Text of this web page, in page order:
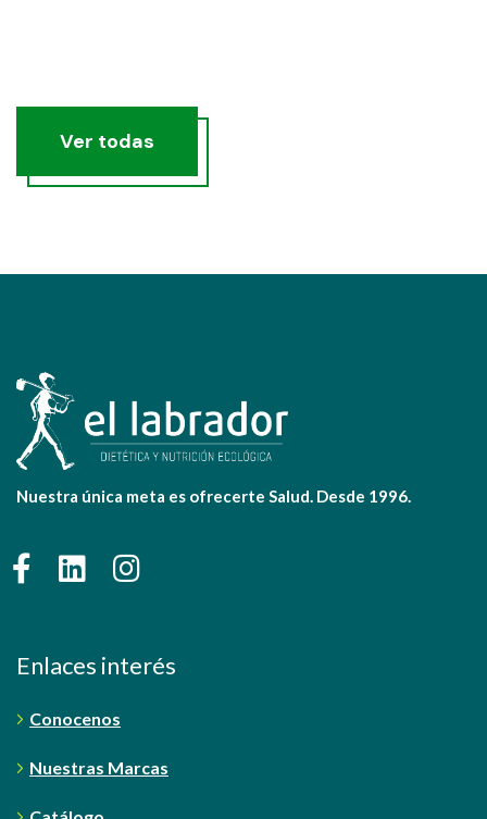
Ver todas
Nuestra única meta es ofrecerte Salud. Desde 1996.
Enlaces interés
Conocenos
Nuestras Marcas